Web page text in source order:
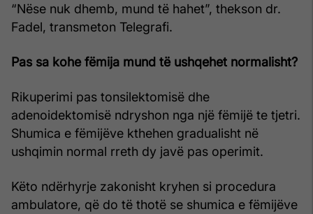
“Nëse nuk dhemb, mund të hahet”, thekson dr.
Fadel, transmeton Telegrafi.
Pas sa kohe fëmija mund të ushqehet normalisht?
Rikuperimi pas tonsilektomisë dhe
adenoidektomisë ndryshon nga një fëmijë te tjetri.
Shumica e fëmijëve kthehen gradualisht në
ushqimin normal rreth dy javë pas operimit.
Këto ndërhyrje zakonisht kryhen si procedura
ambulatore, që do të thotë se shumica e fëmijëve